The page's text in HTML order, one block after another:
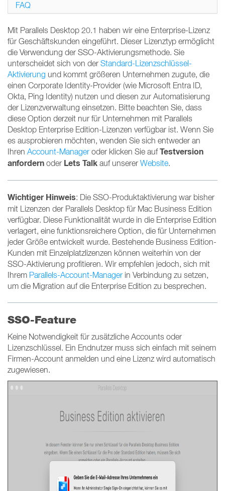
Mit Parallels Desktop 20.1 haben wir eine Enterprise-Lizenz
für Geschäftskunden eingeführt. Dieser Lizenztyp ermöglicht
die Verwendung der SSO-Aktivierungsmethode. Sie
unterscheidet sich von der Standard-Lizenzschlüssel-
Aktivierung und kommt größeren Unternehmen zugute, die
einen Corporate Identity-Provider (wie Microsoft Entra ID,
Okta, Ping Identity) nutzen und diesen zur Automatisierung
der Lizenzverwaltung einsetzen. Bitte beachten Sie, dass
diese Option derzeit nur für Unternehmen mit Parallels
Desktop Enterprise Edition-Lizenzen verfügbar ist. Wenn Sie
es ausprobieren möchten, wenden Sie sich entweder an
Ihren Account-Manager oder klicken Sie aufTestversion
anfordern oder Lets Talk auf unserer Website.
Wichtiger Hinweis: Die SSO-Produktaktivierung war bisher
mit Lizenzen der Parallels Desktop für Mac Business Edition
verfügbar. Diese Funktionalität wurde in die Enterprise Edition
verlagert, eine funktionsreichere Option, die für Unternehmen
jeder Größe entwickelt wurde. Bestehende Business Edition-
Kunden mit Einzelplatzlizenzen können weiterhin von der
SSO-Aktivierung profitieren. Wir empfehlen jedoch, sich mit
Ihrem Parallels-Account-Manager in Verbindung zu setzen,
um die Migration auf die Enterprise Edition zu besprechen.
SSO-Feature
Keine Notwendigkeit für zusätzliche Accounts oder
Lizenzschlüssel. Ein Endnutzer muss sich einfach mit seinem
Firmen-Account anmelden und eine Lizenz wird automatisch
zugewiesen.
FAQ